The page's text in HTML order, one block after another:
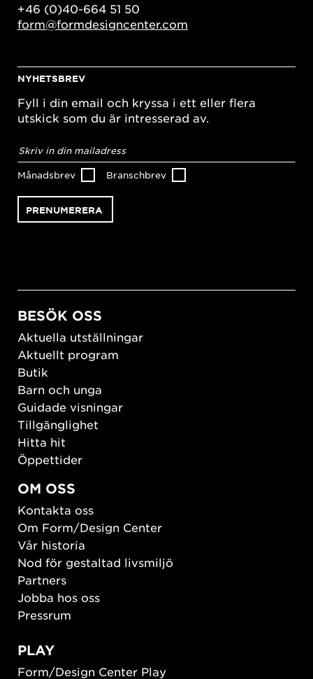
+46 (0)40-664 51 50
form@formdesigncenter.com
NYHETSBREV
Fyll i din email och kryssa i ett eller flera
utskick som du är intresserad av.
postadress*
Månadsbrev Branschbrev
BESÖK OSS
Aktuella utställningar
Aktuellt program
Butik
Barn och unga
Guidade visningar
Tillgänglighet
Hitta hit
Öppettider
OM OSS
Kontakta oss
Om Form/Design Center
Vår historia
Nod för gestaltad livsmiljö
Partners
Jobba hos oss
Pressrum
PLAY
Form/Design Center Play